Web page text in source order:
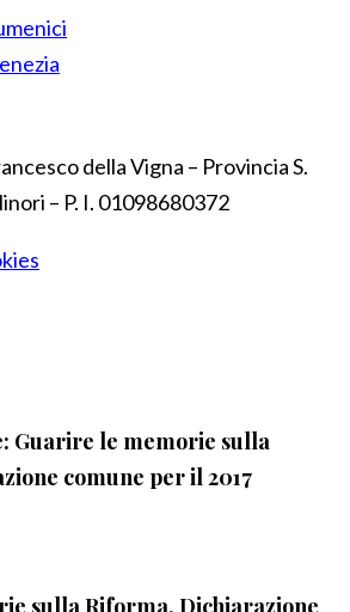
della Vigna – Provincia S.
– P. I. 01098680372
Guarire le memorie sulla
comune per il 2017
sulla Riforma. Dichiarazione